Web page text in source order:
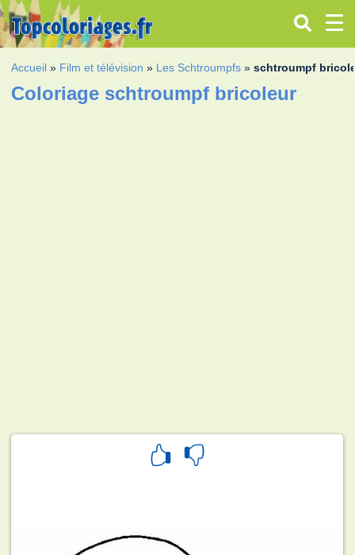
Accueil » Film et télévision » Les Schtroumpfs »schtroumpf
Coloriage schtroumpf bricoleur